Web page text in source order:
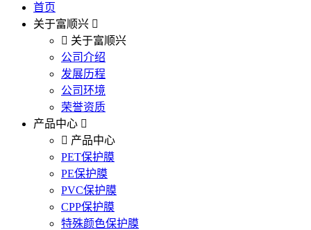
首页
关于富顺兴
关于富顺兴
公司介绍
发展历程
公司环境
荣誉资质
产品中心
产品中心
PET保护膜
PE保护膜
PVC保护膜
CPP保护膜
特殊颜色保护膜